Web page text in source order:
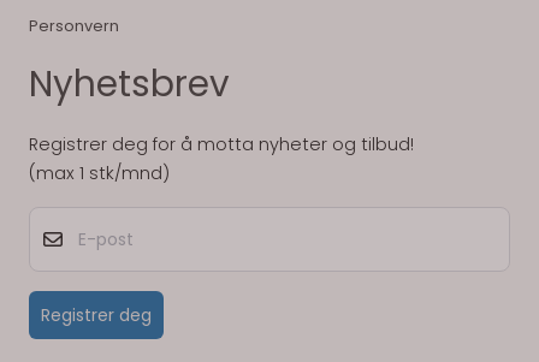
Personvern
Nyhetsbrev
Registrer deg for å motta nyheter og tilbud!
(max 1 stk/mnd)
Registrer deg